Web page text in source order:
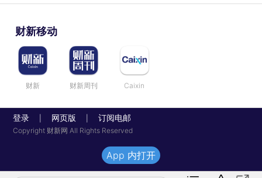
财新移动
财新 财新周刊 Caixin
登录 网页版 订阅电邮
Copyright 财新网 All Rights Reserved
App 内打开